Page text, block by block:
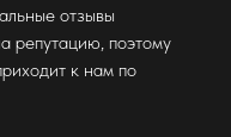
отзывы
репутацию, поэтому
к нам по